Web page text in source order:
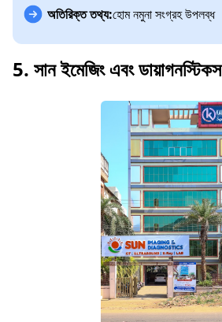
অতিরিক্ত তথ্য:হোম নমুনা সংগ্রহ উপলব্ধ
5. সান ইমেজিং এবং ডায়াগনস্টিকস